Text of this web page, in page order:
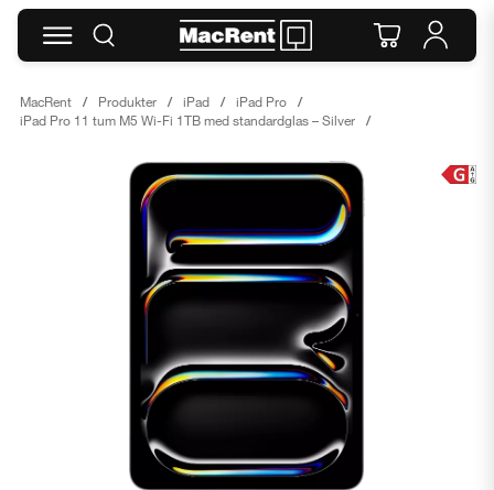
MacRent Produkter iPad
iPad Pro
iPad Pro 11 tum M5 Wi-Fi 1TB med standardglas – Silver